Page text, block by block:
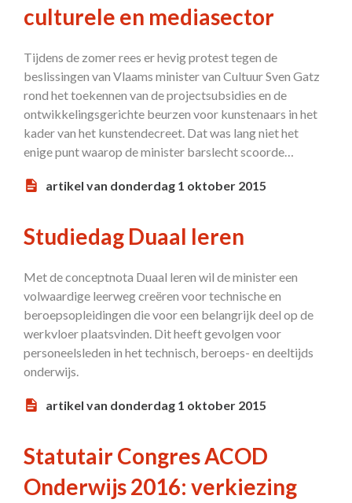
culturele en mediasector
Tijdens de zomer rees er hevig protest tegen de
beslissingen van Vlaams minister van Cultuur Sven Gatz
rond het toekennen van de projectsubsidies en de
ontwikkelingsgerichte beurzen voor kunstenaars in het
kader van het kunstendecreet. Dat was lang niet het
enige punt waarop de minister barslecht scoorde…
artikel van donderdag 1 oktober 2015
Studiedag Duaal leren
Met de conceptnota Duaal leren wil de minister een
volwaardige leerweg creëren voor technische en
beroepsopleidingen die voor een belangrijk deel op de
werkvloer plaatsvinden. Dit heeft gevolgen voor
personeelsleden in het technisch, beroeps- en deeltijds
onderwijs.
artikel van donderdag 1 oktober 2015
Statutair Congres ACOD
Onderwijs 2016: verkiezing